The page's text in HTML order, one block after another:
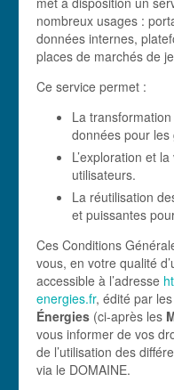
nombreux usages :
données internes,
places de marchés de
Ce service permet :
La
données pour
L’exploration et
utilisateurs.
La réutilisation
et puissantes
Ces Conditions
vous, en votre qualité
accessible à l’adresse
energies.fr, édité par les
Énergies (ci-après les
vous informer de vos
de l’utilisation des
via le DOMAINE.